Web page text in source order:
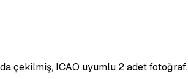
çekilmiş, ICAO uyumlu 2 adet fotoğraf.